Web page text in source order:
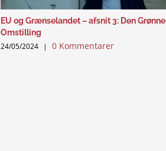
EU og Grænselandet – afsnit 3: Den Grønne
Omstilling
24/05/2024 | 0 Kommentarer